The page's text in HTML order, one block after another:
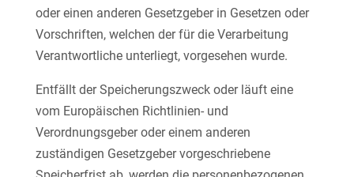
oder einen anderen Gesetzgeber in Gesetzen oder
Vorschriften, welchen der für die Verarbeitung
Verantwortliche unterliegt, vorgesehen wurde.
Entfällt der Speicherungszweck oder läuft eine
vom Europäischen Richtlinien- und
Verordnungsgeber oder einem anderen
zuständigen Gesetzgeber vorgeschriebene